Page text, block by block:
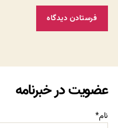
عضویت در خبرنامه
نام*